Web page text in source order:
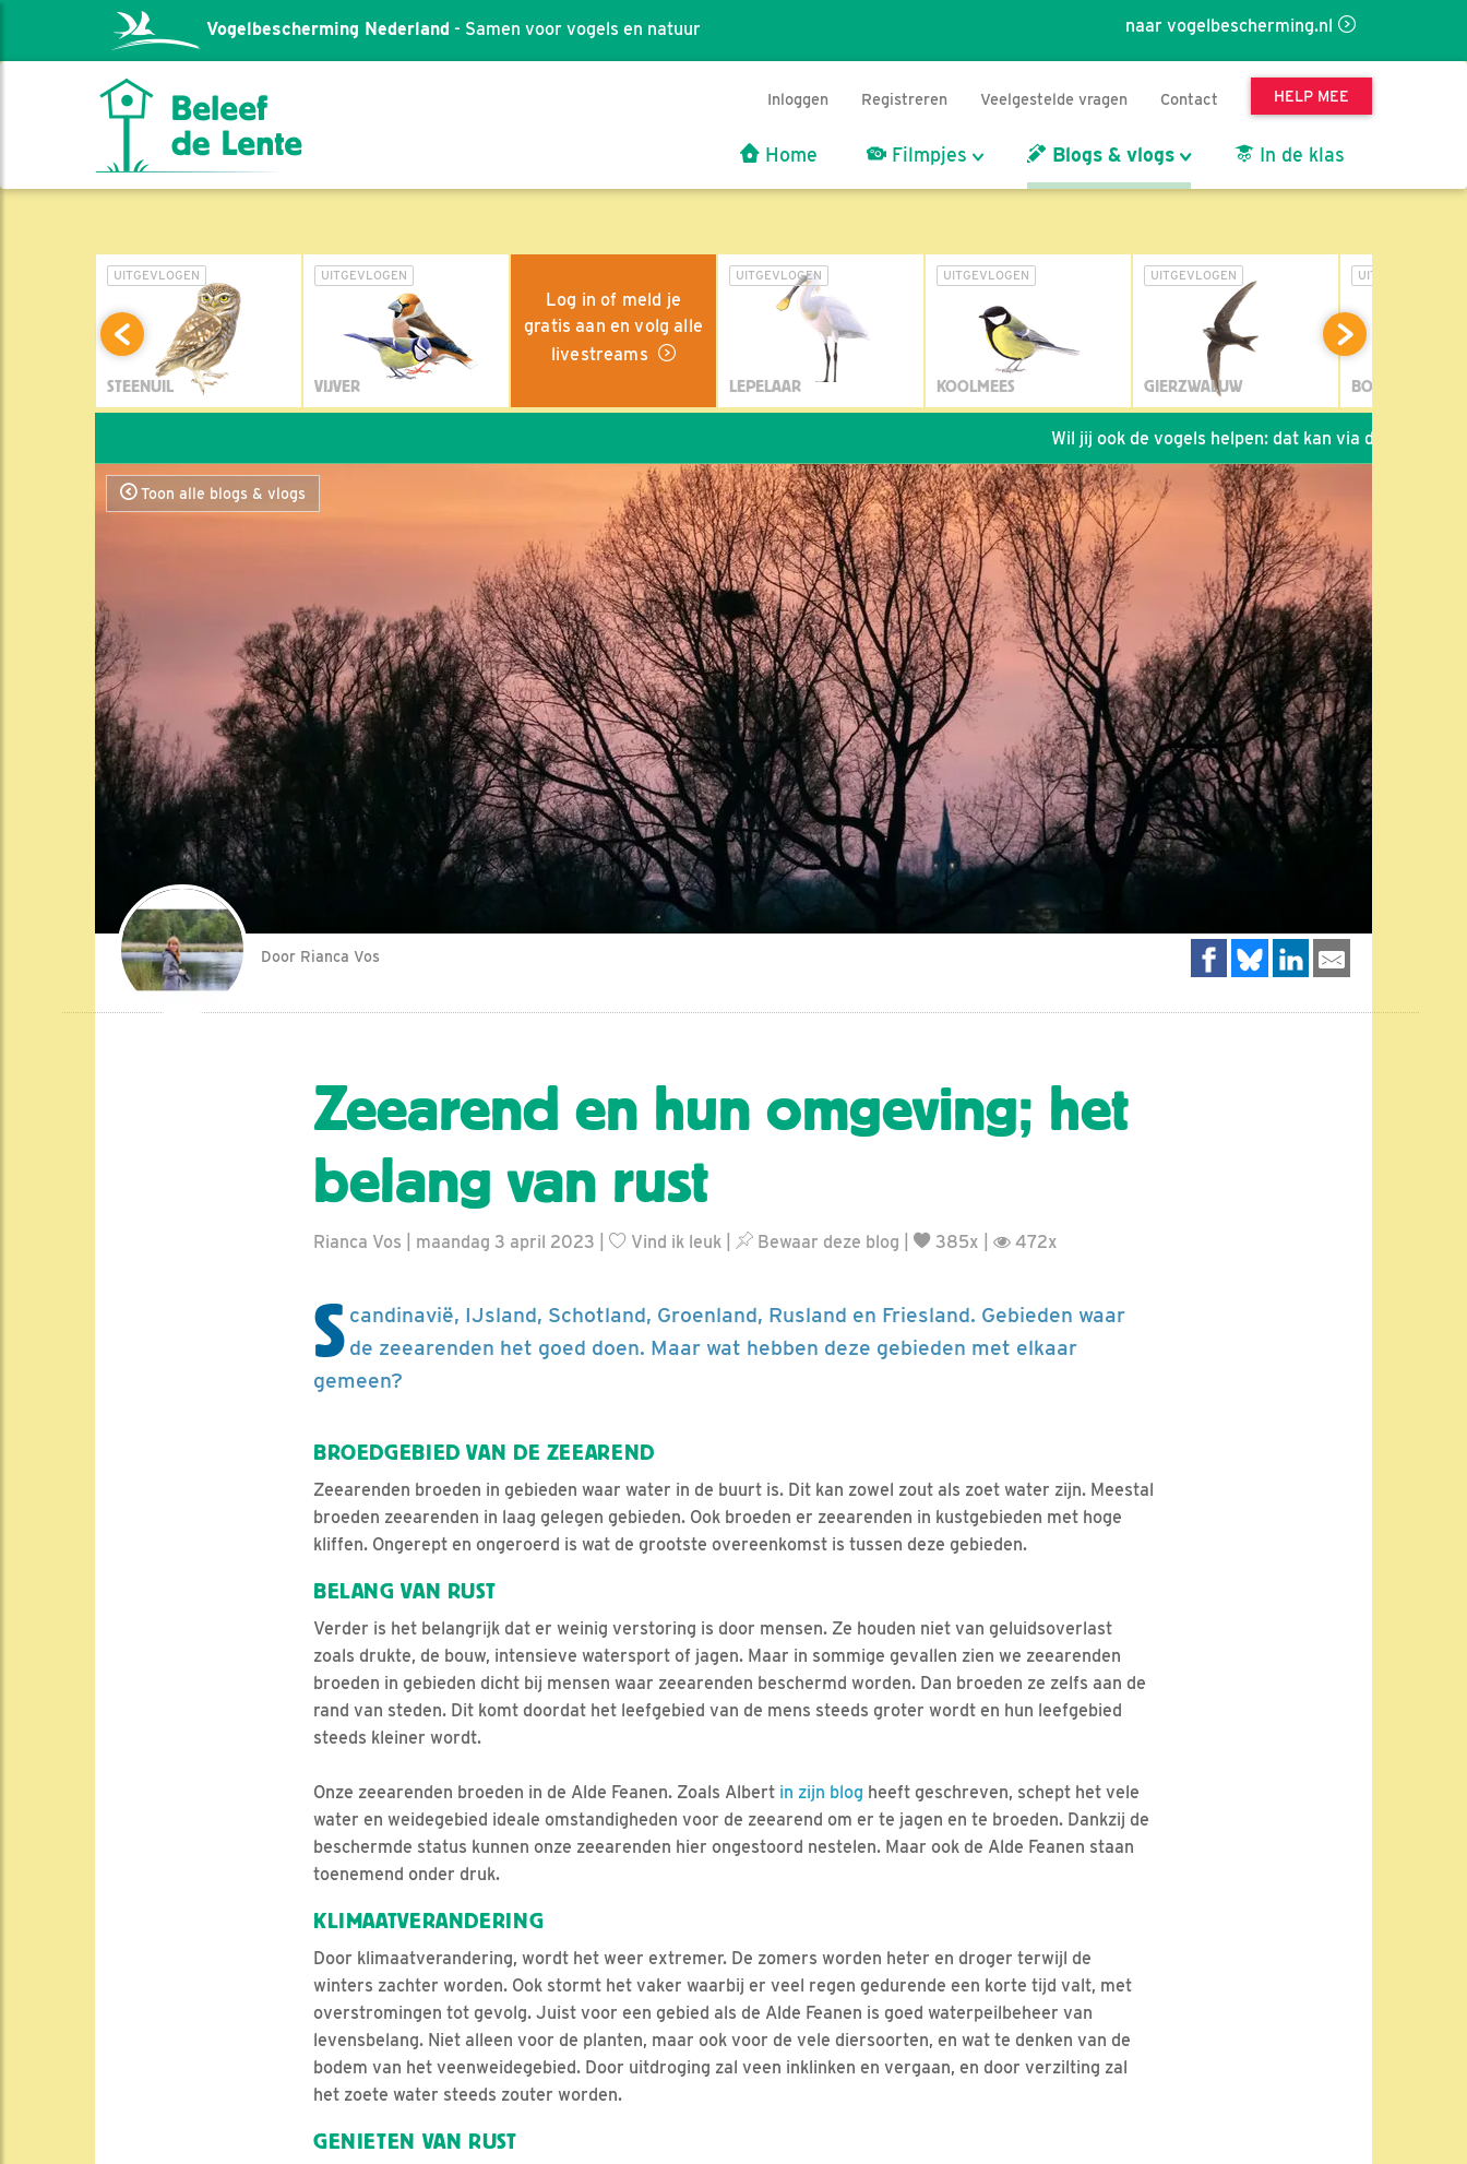
naar vogelbescherming.nl
Vogelbescherming Nederland - Samen voor vogels en natuur
Inloggen Registreren Veelgestelde vragen Contact HELP MEE
Home Filmpjes Blogs & vlogs In de klas
UITGEVLOGEN
STEENUIL
UITGEVLOGEN
VIJVER
Log in of meld je
gratis aan en volg alle
livestreams
UITGEVLOGEN
LEPELAAR
UITGEVLOGEN
KOOLMEES
UITGEVLOGEN
GIERZWALUW
UITGEVLOGEN
BOSUIL
Wil jij ook de vogels helpen: dat kan via de link!
Toon alle blogs & vlogs
Door Rianca Vos
Zeearend en hun omgeving; het
belang van rust
Rianca Vos | maandag 3 april 2023 | Vind ik leuk Bewaar deze blog 385x | 472x
S candinavië, IJsland, Schotland, Groenland, Rusland en Friesland. Gebieden waar
de zeearenden het goed doen. Maar wat hebben deze gebieden met elkaar
gemeen?
BROEDGEBIED VAN DE ZEEAREND
Zeearenden broeden in gebieden waar water in de buurt is. Dit kan zowel zout als zoet water zijn. Meestal
broeden zeearenden in laag gelegen gebieden. Ook broeden er zeearenden in kustgebieden met hoge
kliffen. Ongerept en ongeroerd is wat de grootste overeenkomst is tussen deze gebieden.
BELANG VAN RUST
Verder is het belangrijk dat er weinig verstoring is door mensen. Ze houden niet van geluidsoverlast
zoals drukte, de bouw, intensieve watersport of jagen. Maar in sommige gevallen zien we zeearenden
broeden in gebieden dicht bij mensen waar zeearenden beschermd worden. Dan broeden ze zelfs aan de
rand van steden. Dit komt doordat het leefgebied van de mens steeds groter wordt en hun leefgebied
steeds kleiner wordt.
Onze zeearenden broeden in de Alde Feanen. Zoals Albert in zijn blog heeft geschreven, schept het vele
water en weidegebied ideale omstandigheden voor de zeearend om er te jagen en te broeden. Dankzij de
beschermde status kunnen onze zeearenden hier ongestoord nestelen. Maar ook de Alde Feanen staan
toenemend onder druk.
KLIMAATVERANDERING
Door klimaatverandering, wordt het weer extremer. De zomers worden heter en droger terwijl de
winters zachter worden. Ook stormt het vaker waarbij er veel regen gedurende een korte tijd valt, met
overstromingen tot gevolg. Juist voor een gebied als de Alde Feanen is goed waterpeilbeheer van
levensbelang. Niet alleen voor de planten, maar ook voor de vele diersoorten, en wat te denken van de
bodem van het veenweidegebied. Door uitdroging zal veen inklinken en vergaan, en door verzilting zal
het zoete water steeds zouter worden.
GENIETEN VAN RUST